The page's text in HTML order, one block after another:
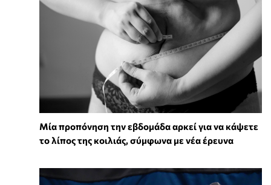
Μία προπόνηση την εβδομάδα αρκεί για να κάψετε
το λίπος της κοιλιάς, σύμφωνα με νέα έρευνα